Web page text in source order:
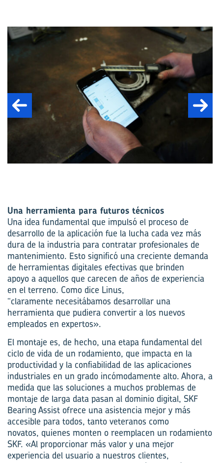
Una herramienta para futuros técnicos
Una idea fundamental que impulsó el proceso de
desarrollo de la aplicación fue la lucha cada vez más
dura de la industria para contratar profesionales de
mantenimiento. Esto significó una creciente demanda
de herramientas digitales efectivas que brinden
apoyo a aquellos que carecen de años de experiencia
en el terreno. Como dice Linus,
“claramente necesitábamos desarrollar una
herramienta que pudiera convertir a los nuevos
empleados en expertos».
El montaje es, de hecho, una etapa fundamental del
ciclo de vida de un rodamiento, que impacta en la
productividad y la confiabilidad de las aplicaciones
industriales en un grado incómodamente alto. Ahora, a
medida que las soluciones a muchos problemas de
montaje de larga data pasan al dominio digital, SKF
Bearing Assist ofrece una asistencia mejor y más
accesible para todos, tanto veteranos como
novatos, quienes monten o reemplacen un rodamiento
SKF. «Al proporcionar más valor y una mejor
experiencia del usuario a nuestros clientes,